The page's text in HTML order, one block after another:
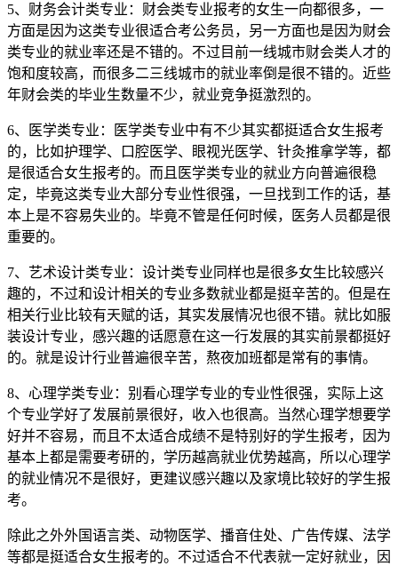
5、财务会计类专业：财会类专业报考的女生一向都很多，一
方面是因为这类专业很适合考公务员，另一方面也是因为财会
类专业的就业率还是不错的。不过目前一线城市财会类人才的
饱和度较高，而很多二三线城市的就业率倒是很不错的。近些
年财会类的毕业生数量不少，就业竞争挺激烈的。
6、医学类专业：医学类专业中有不少其实都挺适合女生报考
的，比如护理学、口腔医学、眼视光医学、针灸推拿学等，都
是很适合女生报考的。而且医学类专业的就业方向普遍很稳
定，毕竟这类专业大部分专业性很强，一旦找到工作的话，基
本上是不容易失业的。毕竟不管是任何时候，医务人员都是很
重要的。
7、艺术设计类专业：设计类专业同样也是很多女生比较感兴
趣的，不过和设计相关的专业多数就业都是挺辛苦的。但是在
相关行业比较有天赋的话，其实发展情况也很不错。就比如服
装设计专业，感兴趣的话愿意在这一行发展的其实前景都挺好
的。就是设计行业普遍很辛苦，熬夜加班都是常有的事情。
8、心理学类专业：别看心理学专业的专业性很强，实际上这
个专业学好了发展前景很好，收入也很高。当然心理学想要学
好并不容易，而且不太适合成绩不是特别好的学生报考，因为
基本上都是需要考研的，学历越高就业优势越高，所以心理学
的就业情况不是很好，更建议感兴趣以及家境比较好的学生报
考。
除此之外外国语言类、动物医学、播音住处、广告传媒、法学
等都是挺适合女生报考的。不过适合不代表就一定好就业，因